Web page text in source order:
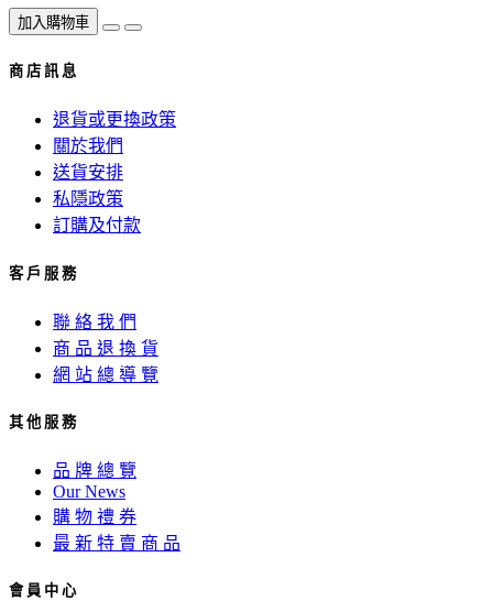
加入購物車
商 店 訊 息
退貨或更換政策
關於我們
送貨安排
私隱政策
訂購及付款
客 戶 服 務
聯 絡 我 們
商 品 退 換 貨
網 站 總 導 覽
其 他 服 務
品 牌 總 覽
Our News
購 物 禮 券
最 新 特 賣 商 品
會 員 中 心